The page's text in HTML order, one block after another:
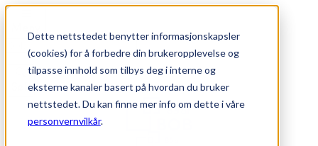
Dette nettstedet benytter informasjonskapsler
(cookies) for å forbedre din brukeropplevelse og
tilpasse innhold som tilbys deg i interne og
eksterne kanaler basert på hvordan du bruker
nettstedet. Du kan finne mer info om dette i våre
personvernvilkår.
Søk